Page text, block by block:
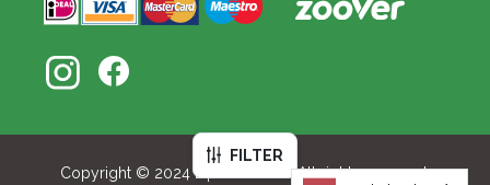
FILTER
Copyright © 2024 LipnoDreams, All rights reserved.